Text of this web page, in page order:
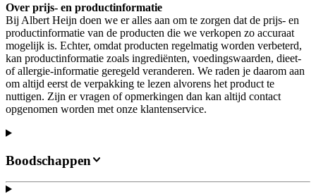
Over prijs- en productinformatie
Bij Albert Heijn doen we er alles aan om te zorgen dat de prijs- en
productinformatie van de producten die we verkopen zo accuraat
mogelijk is. Echter, omdat producten regelmatig worden verbeterd,
kan productinformatie zoals ingrediënten, voedingswaarden, dieet-
of allergie-informatie geregeld veranderen. We raden je daarom aan
om altijd eerst de verpakking te lezen alvorens het product te
nuttigen. Zijn er vragen of opmerkingen dan kan altijd contact
opgenomen worden met onze klantenservice.
Boodschappen